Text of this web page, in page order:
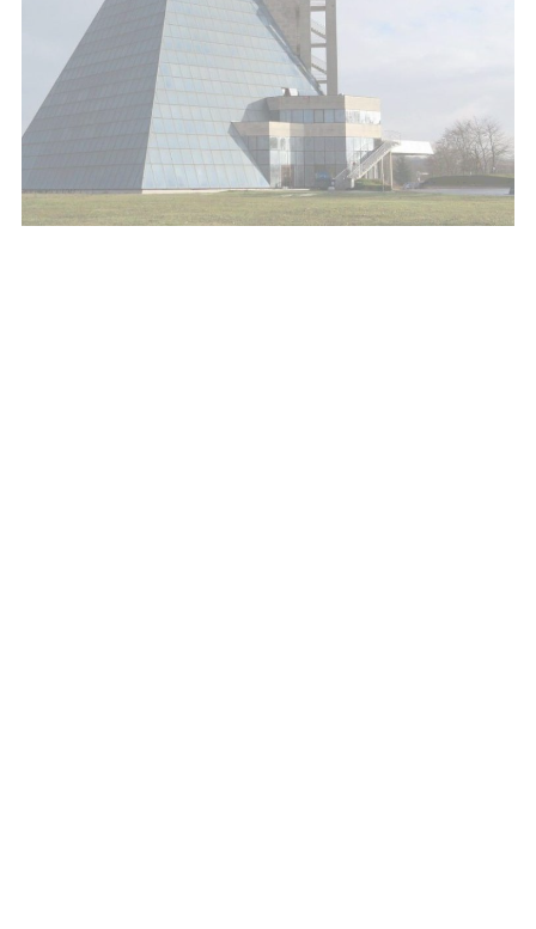
Vous recherchez un
emploi près de
Pays de l'Ourcq ?